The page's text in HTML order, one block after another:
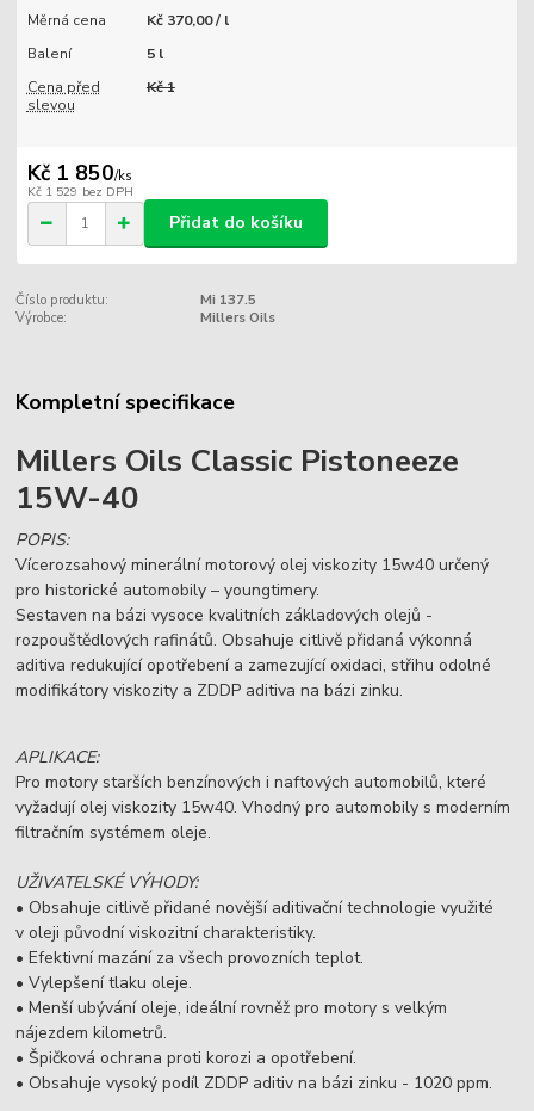
Měrná cena
Kč 370,00 / l
Balení
5 l
Cena před
slevou
Kč 1
Kč 1 850/ks
Kč 1 529 bez DPH
Přidat do košíku
Číslo produktu:
Mi 137.5
Výrobce:
Millers Oils
Kompletní specifikace
Millers Oils Classic Pistoneeze
15W-40
POPIS:
Vícerozsahový minerální motorový olej viskozity 15w40 určený
pro historické automobily – youngtimery.
Sestaven na bázi vysoce kvalitních základových olejů -
rozpouštědlových rafinátů. Obsahuje citlivě přidaná výkonná
aditiva redukující opotřebení a zamezující oxidaci, střihu odolné
modifikátory viskozity a ZDDP aditiva na bázi zinku.
APLIKACE:
Pro motory starších benzínových i naftových automobilů, které
vyžadují olej viskozity 15w40. Vhodný pro automobily s moderním
filtračním systémem oleje.
UŽIVATELSKÉ VÝHODY:
• Obsahuje citlivě přidané novější aditivační technologie využité
v oleji původní viskozitní charakteristiky.
• Efektivní mazání za všech provozních teplot.
• Vylepšení tlaku oleje.
• Menší ubývání oleje, ideální rovněž pro motory s velkým
nájezdem kilometrů.
• Špičková ochrana proti korozi a opotřebení.
• Obsahuje vysoký podíl ZDDP aditiv na bázi zinku - 1020 ppm.